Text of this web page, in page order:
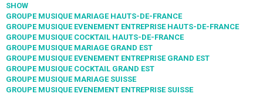
SHOW
GROUPE MUSIQUE MARIAGE HAUTS-DE-FRANCE
GROUPE MUSIQUE EVENEMENT ENTREPRISE HAUTS-DE-FRANCE
GROUPE MUSIQUE COCKTAIL HAUTS-DE-FRANCE
GROUPE MUSIQUE MARIAGE GRAND EST
GROUPE MUSIQUE EVENEMENT ENTREPRISE GRAND EST
GROUPE MUSIQUE COCKTAIL GRAND EST
GROUPE MUSIQUE MARIAGE SUISSE
GROUPE MUSIQUE EVENEMENT ENTREPRISE SUISSE